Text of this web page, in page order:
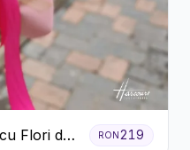
Flori de
RON219